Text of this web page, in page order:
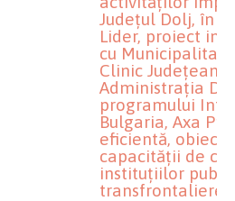
Judeţul Dolj, în
Lider, proiect
cu
Clinic Judeţean
Administraţia
programului
Bulgaria, Axa
eficientă,
capacităţii de
instituţiilor
transfrontaliere.